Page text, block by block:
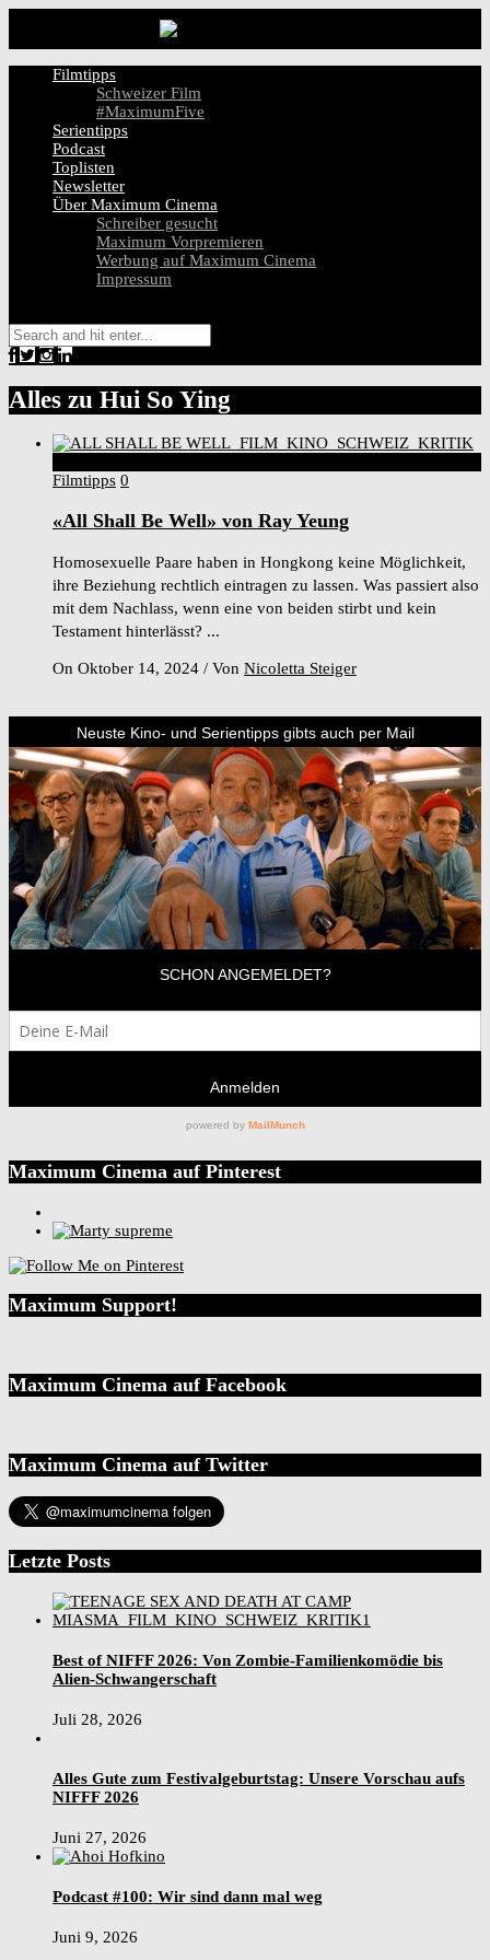
Filmtipps
Schweizer Film
#MaximumFive
Serientipps
Podcast
Toplisten
Newsletter
Über Maximum Cinema
Schreiber gesucht
Maximum Vorpremieren
Werbung auf Maximum Cinema
Impressum
Alles zu Hui So Ying
Filmtipps 0
«All Shall Be Well» von Ray Yeung
Homosexuelle Paare haben in Hongkong keine Möglichkeit,
ihre Beziehung rechtlich eintragen zu lassen. Was passiert also
mit dem Nachlass, wenn eine von beiden stirbt und kein
Testament hinterlässt? ...
On Oktober 14, 2024 / Von Nicoletta Steiger
Maximum Cinema auf Pinterest
Maximum Support!
Maximum Cinema auf Facebook
Maximum Cinema auf Twitter
Letzte Posts
Best of NIFFF 2026: Von Zombie-Familienkomödie bis
Alien-Schwangerschaft
Juli 28, 2026
Alles Gute zum Festivalgeburtstag: Unsere Vorschau aufs
NIFFF 2026
Juni 27, 2026
Podcast #100: Wir sind dann mal weg
Juni 9, 2026